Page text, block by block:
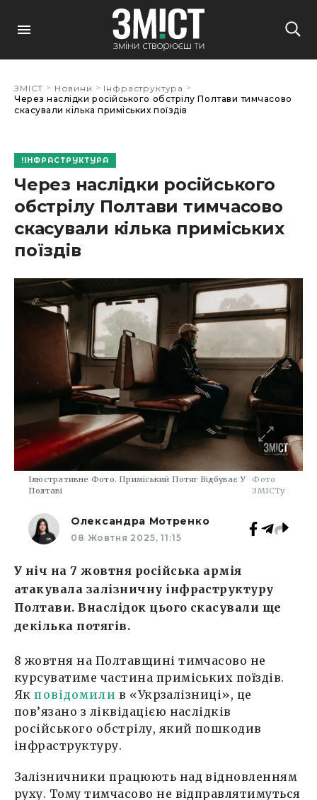
ЗМІСТ > Новини > Інфраструктура >
Через наслідки російського обстрілу Полтави тимчасово
скасували кілька приміських поїздів
ІНФРАСТРУКТУРА
Через наслідки російського
обстрілу Полтави тимчасово
скасували кілька приміських
поїздів
Ілюстративне Фото. Приміський Потяг Відбуває У
Полтаві
Фото
ЗМІСТу
Олександра Мотренко
08 Жовтня 2025, 11:15
У ніч на 7 жовтня російська армія
атакувала залізничну інфраструктуру
Полтави. Внаслідок цього скасували ще
декілька потягів.
8 жовтня на Полтавщині тимчасово не
курсуватиме частина приміських поїздів.
Якповідомили в «Укрзалізниці», це
пов’язано з ліквідацією наслідків
російського обстрілу, який пошкодив
інфраструктуру.
Залізничники працюють над відновленням
руху. Тому тимчасово не відправлятимуться